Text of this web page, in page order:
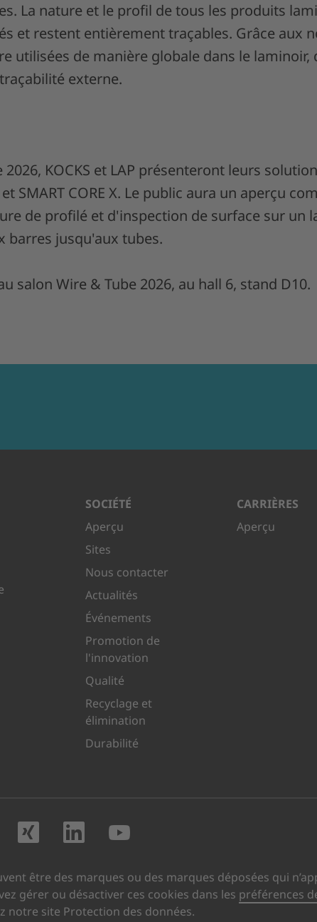
La nature et le profil de tous les produits
et restent entièrement traçables. Grâce aux
utilisées de manière globale dans le laminoir,
externe.
KOCKS et LAP présenteront leurs
SMART CORE X. Le public aura un aperçu
de profilé et d'inspection de surface sur un
barres jusqu'aux tubes.
salon Wire & Tube 2026, au hall 6, stand D10.
SOCIÉTÉ
Aperçu
Sites
Nous contacter
Actualités
Événements
Promotion de
l'innovation
Qualité
Recyclage et
élimination
Durabilité
CARRIÈRES
Aperçu
Rendez-nous visite sur XING
Rendez-nous visite sur
être des marques ou des marques déposées qui
gérer ou désactiver ces cookies dans les préférences
notre site Protection des données.